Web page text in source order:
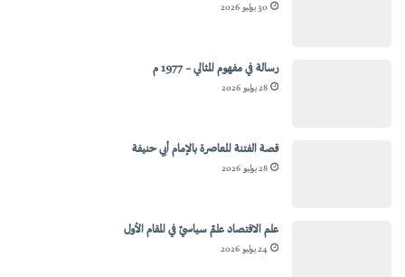
30 يوليو 2026
رسالة في مفهوم المثالي – 1977 م
28 يوليو 2026
قصة الفتنة المعاصرة بالإمام أبي حنيفة
28 يوليو 2026
علم الاقتصاد علمٌ سياسيٌ في المقام الأول
24 يوليو 2026